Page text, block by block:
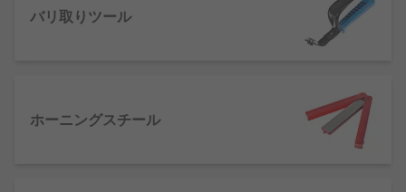
ールウールの代替品になります。/liliホーニングス
チールは摩耗した刃を鋭利にするのではなく、 バラ
ースチールと呼ばれることもあり、 通常は使用後に
ブレードはより鋭利に見えます。/lili表面の材料を
バリ取りツール
ホーニングスチール